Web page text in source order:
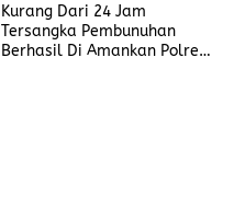
Kurang Dari 24 Jam
Tersangka Pembunuhan
Berhasil Di Amankan Polres